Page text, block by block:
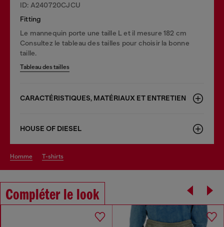
ID: A240720CJCU
Fitting
Le mannequin porte une taille L et il mesure 182 cm
Consultez le tableau des tailles pour choisir la bonne
taille.
Tableau des tailles
CARACTÉRISTIQUES, MATÉRIAUX ET ENTRETIEN
HOUSE OF DIESEL
homme t-shirts
Compléter le look